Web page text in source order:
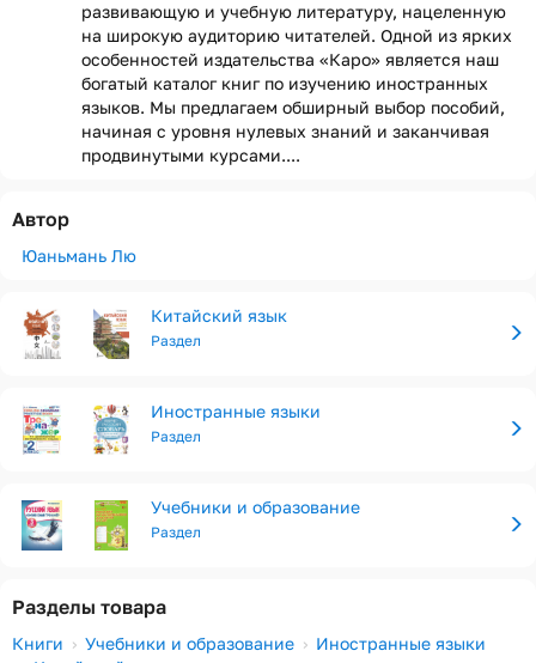
развивающую и учебную литературу, нацеленную
на широкую аудиторию читателей. Одной из ярких
особенностей издательства «Каро» является наш
богатый каталог книг по изучению иностранных
языков. Мы предлагаем обширный выбор пособий,
начиная с уровня нулевых знаний и заканчивая
продвинутыми курсами....
Автор
Юаньмань Лю
Китайский язык
Раздел
Иностранные языки
Раздел
Учебники и образование
Раздел
Разделы товара
Книги Учебники и образование
Иностранные языки